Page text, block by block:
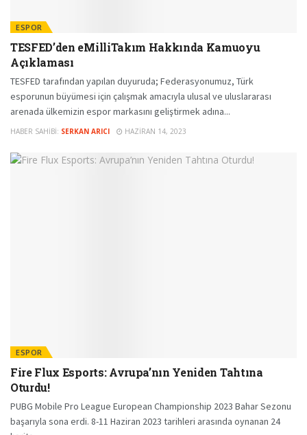
ESPOR
TESFED’den eMilliTakım Hakkında Kamuoyu
Açıklaması
TESFED tarafından yapılan duyuruda; Federasyonumuz, Türk
esporunun büyümesi için çalışmak amacıyla ulusal ve uluslararası
arenada ülkemizin espor markasını geliştirmek adına...
HABER SAHIBI: SERKAN ARICI HAZIRAN 14, 2023
ESPOR
Fire Flux Esports: Avrupa’nın Yeniden Tahtına
Oturdu!
PUBG Mobile Pro League European Championship 2023 Bahar Sezonu
başarıyla sona erdi. 8-11 Haziran 2023 tarihleri arasında oynanan 24